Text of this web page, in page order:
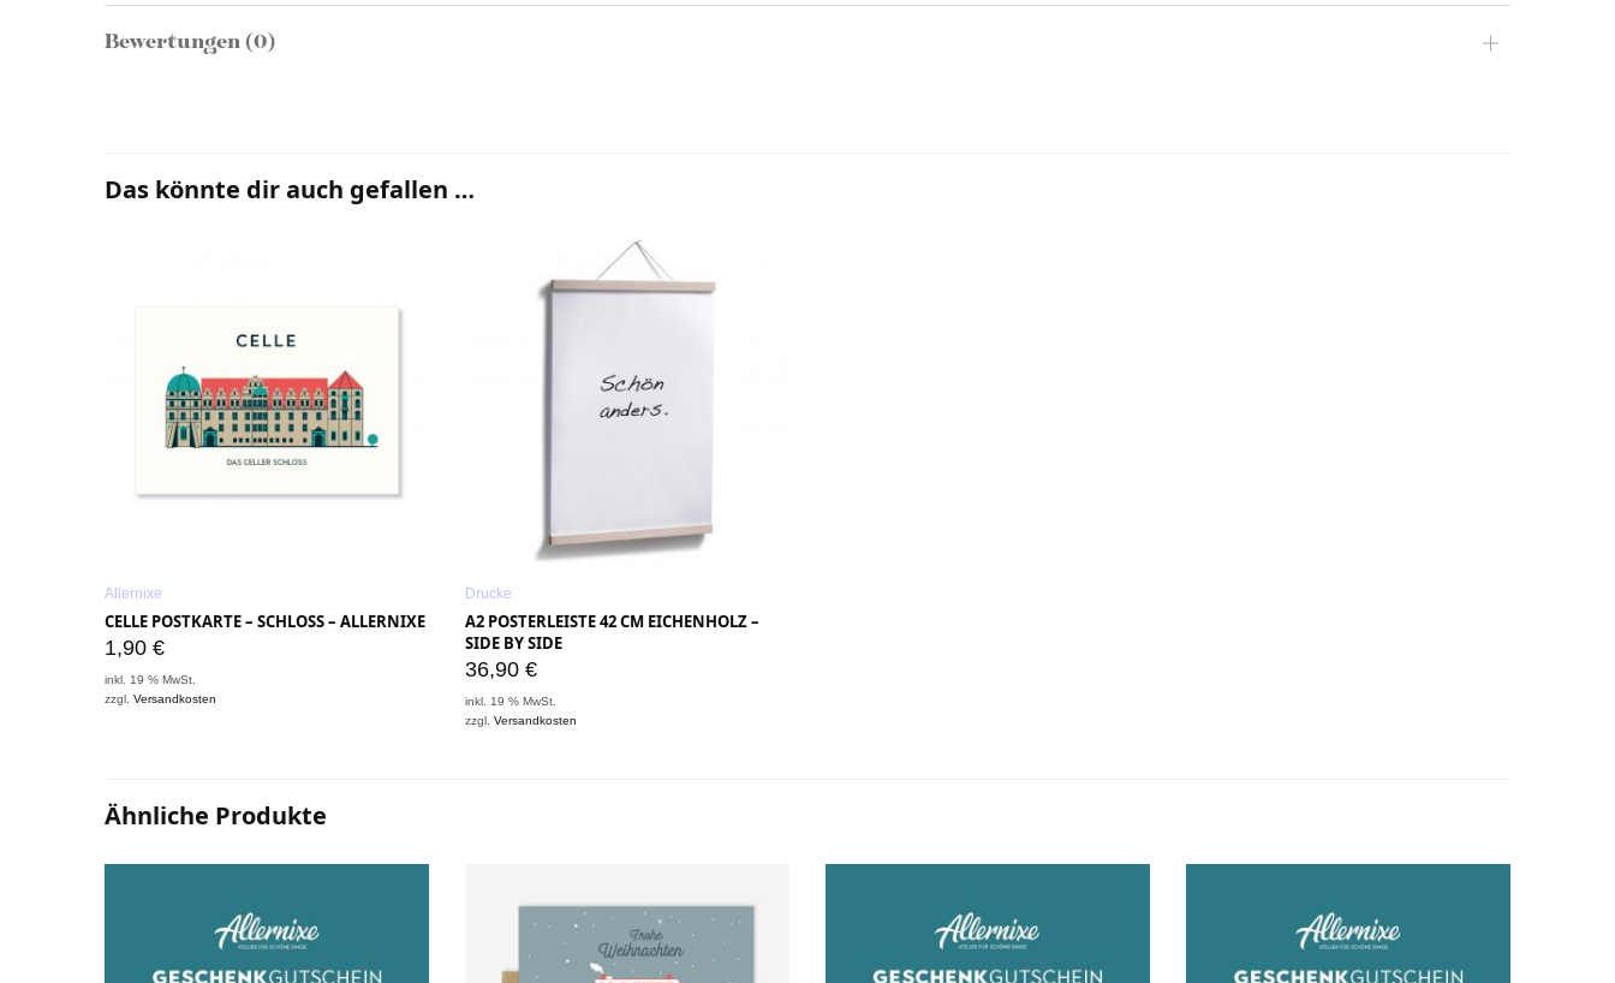
Bewertungen (0)
Das könnte dir auch gefallen …
Allernixe
CELLE POSTKARTE – SCHLOSS – ALLERNIXE
1,90 €
inkl. 19 % MwSt.
zzgl.Versandkosten
Drucke
A2 POSTERLEISTE 42 CM EICHENHOLZ –
SIDE BY SIDE
36,90 €
inkl. 19 % MwSt.
zzgl.Versandkosten
Ähnliche Produkte